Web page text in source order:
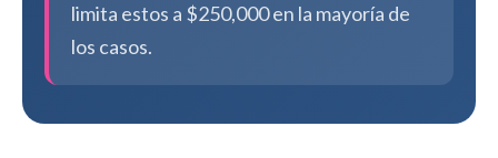
limita estos a $250,000 en la mayoría de
los casos.